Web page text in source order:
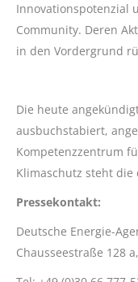
Innovationspotenzial
Community. Deren
in den Vordergrund
Die heute
ausbuchstabiert,
Kompetenzzentrum
Klimaschutz steht
Pressekontakt:
Deutsche Energie-
Chausseestraße 128